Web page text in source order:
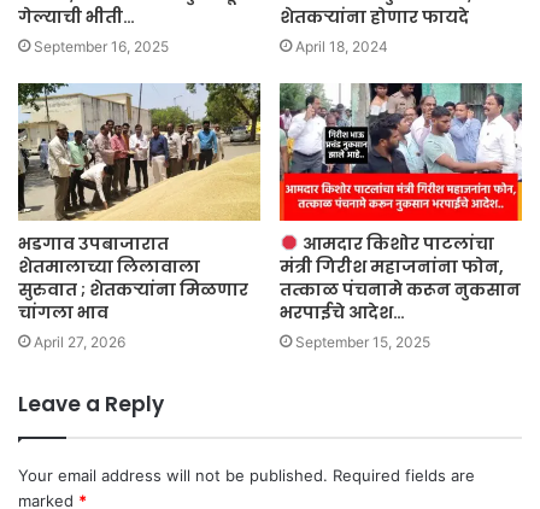
गेल्याची भीती…
September 16, 2025
शेतकऱ्यांना होणार फायदे
April 18, 2024
भडगाव उपबाजारात
शेतमालाच्या लिलावाला
सुरुवात ; शेतकऱ्यांना मिळणार
चांगला भाव
April 27, 2026
आमदार किशोर पाटलांचा
मंत्री गिरीश महाजनांना फोन,
तत्काळ पंचनामे करून नुकसान
भरपाईचे आदेश…
September 15, 2025
Leave a Reply
Your email address will not be published. Required fields are
marked *